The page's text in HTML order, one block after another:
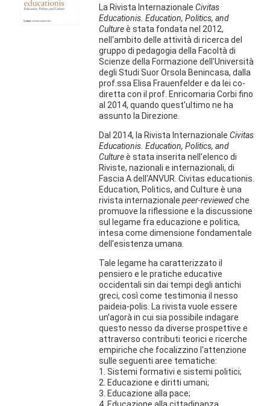
La Rivista InternazionaleCivitas
Educationis. Education, Politics, and
Cultureè stata fondata nel 2012,
nell'ambito delle attività di ricerca del
gruppo di pedagogia della Facoltà di
Scienze della Formazione dell'Università
degli Studi Suor Orsola Benincasa, dalla
prof.ssa Elisa Frauenfelder e da lei co-
diretta con il prof. Enricomaria Corbi fino
al 2014, quando quest'ultimo ne ha
assunto la Direzione.
Dal 2014, la Rivista InternazionaleCivitas
Educationis. Education, Politics, and
Cultureè stata inserita nell'elenco di
Riviste, nazionali e internazionali, di
Fascia A dell'ANVUR. Civitas educationis.
Education, Politics, and Culture è una
rivista internazionalepeer-reviewedche
promuove la riflessione e la discussione
sul legame fra educazione e politica,
intesa come dimensione fondamentale
dell'esistenza umana.
Tale legame ha caratterizzato il
pensiero e le pratiche educative
occidentali sin dai tempi degli antichi
greci, così come testimonia il nesso
paideia-polis. La rivista vuole essere
un'agorà in cui sia possibile indagare
questo nesso da diverse prospettive e
attraverso contributi teorici e ricerche
empiriche che focalizzino l'attenzione
sulle seguenti aree tematiche:
1. Sistemi formativi e sistemi politici;
2. Educazione e diritti umani;
3. Educazione alla pace;